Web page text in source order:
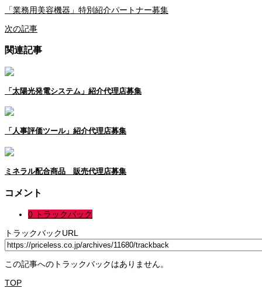
「業務用美容機器」特別紹介パートナー募集
次の記事
関連記事
「太陽光発電システム」紹介代理店募集
「人事評価ツール」紹介代理店募集
ミネラル配合商品 販売代理店募集
コメント
0 トラックバック
トラックバックURL
この記事へのトラックバックはありません。
TOP